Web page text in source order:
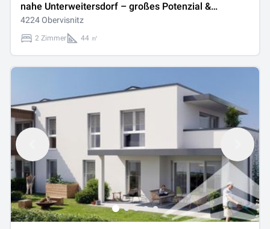
nahe Unterweitersdorf – großes Potenzial &
vermietet
4224 Obervisnitz
2 Zimmer 44 ㎡